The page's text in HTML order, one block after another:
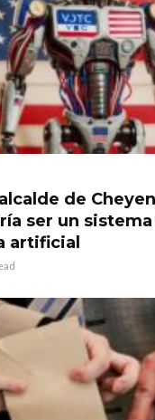
de
ser un
artificial